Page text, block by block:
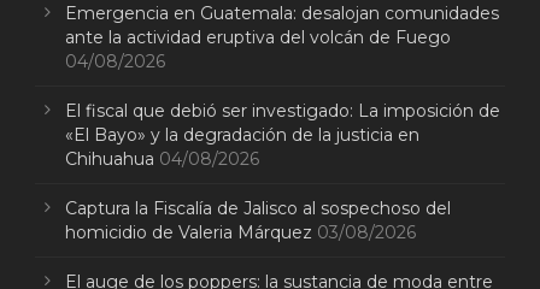
Emergencia en Guatemala: desalojan comunidades
ante la actividad eruptiva del volcán de Fuego
04/08/2026
El fiscal que debió ser investigado: La imposición de
«El Bayo» y la degradación de la justicia en
Chihuahua 04/08/2026
Captura la Fiscalía de Jalisco al sospechoso del
homicidio de Valeria Márquez 03/08/2026
El auge de los poppers: la sustancia de moda entre